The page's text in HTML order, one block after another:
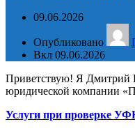
09.06.2026
Опубликовано
Вкл 09.06.2026
Приветствую! Я Дмитрий
юридической компании
Услуги при проверке